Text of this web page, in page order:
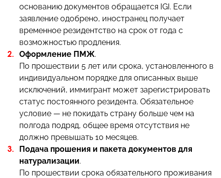
основанию документов обращается IGI. Если
заявление одобрено, иностранец получает
временное резидентство на срок от года с
возможностью продления.
Оформление ПМЖ.
По прошествии 5 лет или срока, установленного в
индивидуальном порядке для описанных выше
исключений, иммигрант может зарегистрировать
статус постоянного резидента. Обязательное
условие — не покидать страну больше чем на
полгода подряд, общее время отсутствия не
должно превышать 10 месяцев.
Подача прошения и пакета документов для
натурализации.
По прошествии срока обязательного проживания